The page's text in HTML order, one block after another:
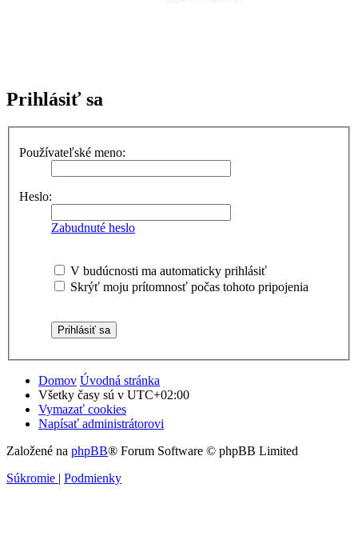
Prihlásiť sa
Používateľské meno:
Heslo:
Zabudnuté heslo
V budúcnosti ma automaticky prihlásiť
Skrýť moju prítomnosť počas tohoto pripojenia
Domov Úvodná stránka
Všetky časy sú v UTC+02:00
Vymazať cookies
Napísať administrátorovi
Založené na phpBB® Forum Software © phpBB Limited
Súkromie | Podmienky